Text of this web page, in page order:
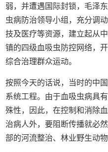
弱，并遭遇国际封锁，毛泽
虫病防治领导小组，充分调
技及医疗等资源，建立起从
镇的四级血吸虫防控网络，
综合治理群众运动。
按照今天的话说，当时的中
系统工程。由于血吸虫病具
殊性，因此，在控制和消除
治病人外，要阻断传播就必
部的河流整治、林业野生动